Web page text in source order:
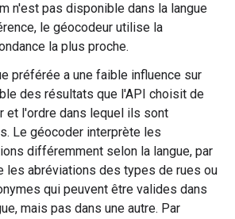
n'est pas disponible dans la langue
le géocodeur utilise la
la plus proche.
préférée a une faible influence sur
des résultats que l'API choisit de
et l'ordre dans lequel ils sont
Le géocoder interprète les
différemment selon la langue, par
les abréviations des types de rues ou
qui peuvent être valides dans
mais pas dans une autre. Par